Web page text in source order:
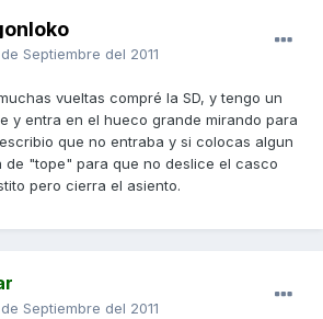
Septiembre del 2011
vueltas compré la SD, y tengo un
y entra en el hueco grande mirando para
que no entraba y si colocas algun
de "tope" para que no deslice el casco
pero cierra el asiento.
Septiembre del 2011